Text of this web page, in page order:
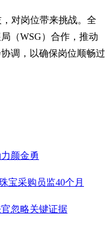
对岗位带来挑战。全
（WSG）合作，推动
调，以确保岗位顺畅过
颜金勇
宝采购员监40个月
忽略关键证据